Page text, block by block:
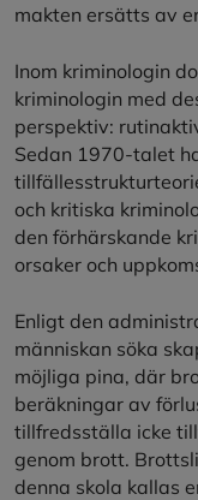
makten ersätts av
Inom kriminologin
kriminologin med
perspektiv:
Sedan 1970-talet
och kritiska
den förhärskande
orsaker och
Enligt den
människan söka
möjliga pina, där
beräkningar av
tillfredsställa icke
genom brott.
denna skola kallas